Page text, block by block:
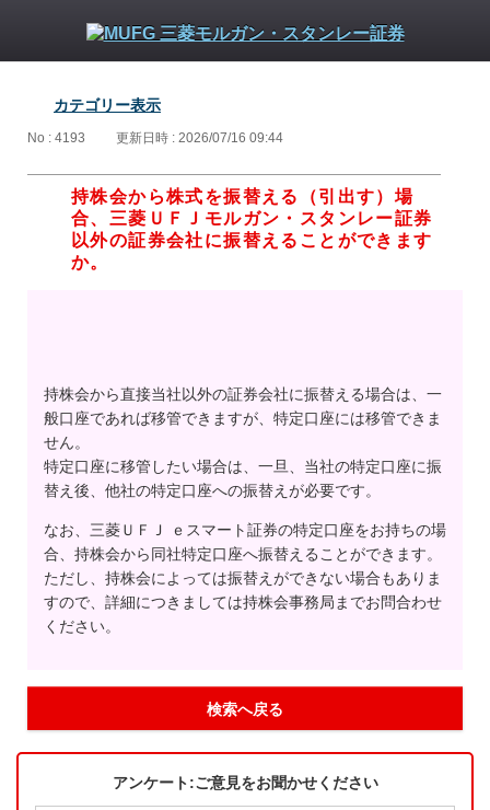
カテゴリー表示
No : 4193 更新日時 : 2026/07/16 09:44
持株会から株式を振替える（引出す）場
合、三菱ＵＦＪモルガン・スタンレー証券
以外の証券会社に振替えることができます
か。
持株会から直接当社以外の証券会社に振替える場合は、一
般口座であれば移管できますが、特定口座には移管できま
せん。
特定口座に移管したい場合は、一旦、当社の特定口座に振
替え後、他社の特定口座への振替えが必要です。
なお、三菱ＵＦＪ ｅスマート証券の特定口座をお持ちの場
合、持株会から同社特定口座へ振替えることができます。
ただし、持株会によっては振替えができない場合もありま
すので、詳細につきましては持株会事務局までお問合わせ
ください。
検索へ戻る
アンケート:ご意見をお聞かせください